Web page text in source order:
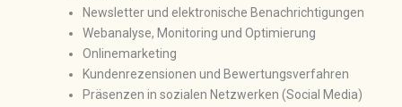
Newsletter und elektronische Benachrichtigungen
Webanalyse, Monitoring und Optimierung
Onlinemarketing
Kundenrezensionen und Bewertungsverfahren
Präsenzen in sozialen Netzwerken (Social Media)